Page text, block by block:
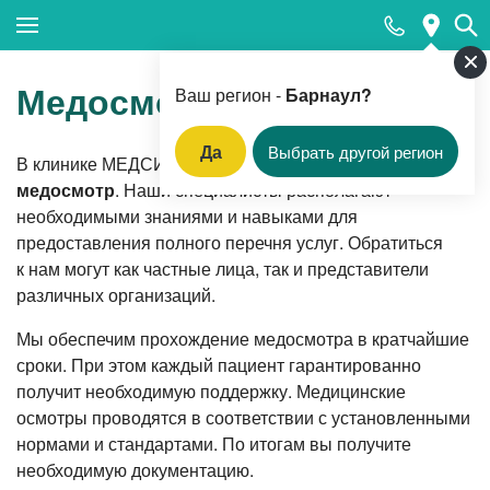
Ваш регион - Барнаул?
Да Выбрать другой регион
Популярные запросы
Анализ ПСА (простатический специфический
антиген)
Приём врача-дерматовенеролога
Прием невролога
Прием стоматолога
Колоноскопия под наркозом
Прием кардиолога
Медосмотр
В клинике МЕДСИ в Барнауле вы можете пройти
медосмотр. Наши специалисты располагают
необходимыми знаниями и навыками для
предоставления полного перечня услуг. Обратиться
к нам могут как частные лица, так и представители
различных организаций.
Мы обеспечим прохождение медосмотра в кратчайшие
сроки. При этом каждый пациент гарантированно
получит необходимую поддержку. Медицинские
осмотры проводятся в соответствии с установленными
нормами и стандартами. По итогам вы получите
необходимую документацию.